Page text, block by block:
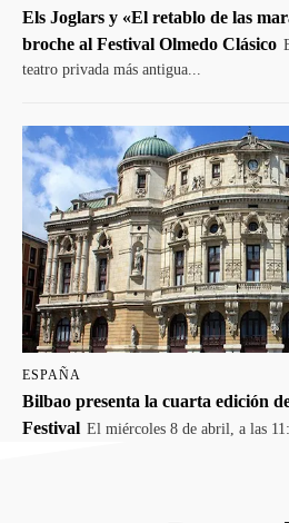
Els Joglars y «El retablo de las
broche al Festival Olmedo Clásico
teatro privada más antigua...
ESPAÑA
Bilbao presenta la cuarta edición
Festival El miércoles 8 de abril, a las